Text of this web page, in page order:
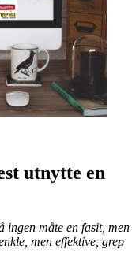
utnytte en
ingen måte en fasit, men
men effektive, grep